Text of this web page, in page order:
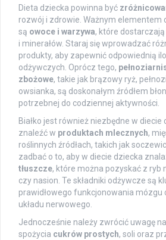
Dieta dziecka powinna być
rozwój i zdrowie. Ważnym elementem
są owoce i warzywa, które
i minerałów. Staraj się wprowadzać
produkty, aby zapewnić odpowiednią
odżywczych. Oprócz tego,
zbożowe, takie jak brązowy ryż,
owsianka, są doskonałym źródłem
potrzebnej do codziennej aktywności.
Białko jest również niezbędne w diecie
znaleźć w produktach mlecznych,
roślinnych źródłach, takich jak
zadbać o to, aby w diecie dziecka
tłuszcze, które można pozyskać z ryb
czy nasion. Te składniki odżywcze są
prawidłowego funkcjonowania mózgu
układu nerwowego.
Jednocześnie należy zwrócić uwagę
spożycia cukrów prostych, soli oraz